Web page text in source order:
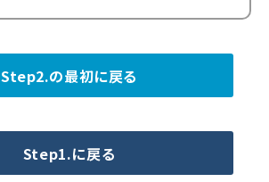
Step2.の最初に戻る
Step1.に戻る